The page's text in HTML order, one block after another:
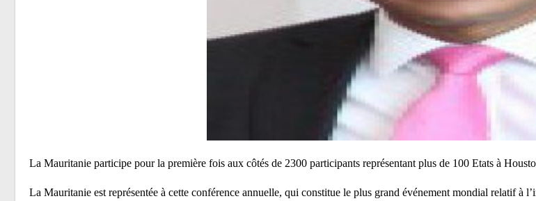
La Mauritanie participe pour la première fois aux côtés de 2300 participants représentant plus de 100 Etats à
La Mauritanie est représentée à cette conférence annuelle, qui constitue le plus grand événement mondial relatif à